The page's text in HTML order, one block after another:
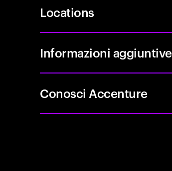
Locations
Informazioni aggiuntive
Conosci Accenture